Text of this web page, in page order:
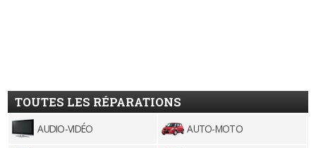
TOUTES LES RÉPARATIONS
AUDIO-VIDÉO AUTO-MOTO